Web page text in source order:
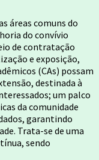
áreas comuns do
do convívio
de contratação
e exposição,
(CAs) possam
destinada à
um palco
da comunidade
garantindo
Trata-se de uma
sendo